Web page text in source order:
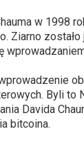
w
Ziarno
Byli to
Davida
bitcoina.